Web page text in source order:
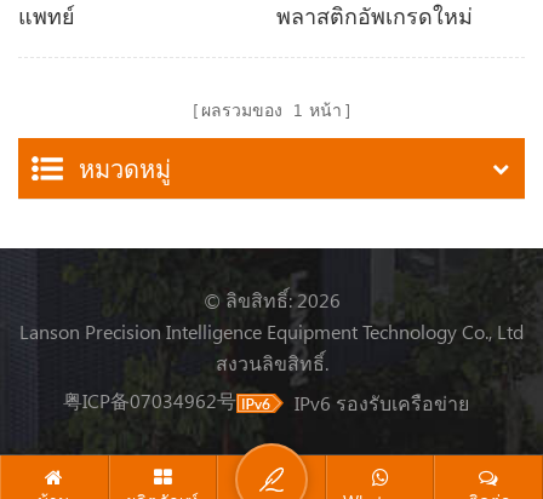
แพทย์
พลาสติกอัพเกรดใหม่
ผลรวมของ 1 หน้า
หมวดหมู่
© ลิขสิทธิ์: 2026
Lanson Precision Intelligence Equipment Technology Co., Ltd
สงวนลิขสิทธิ์.
粤ICP备07034962号
IPv6 รองรับเครือข่าย